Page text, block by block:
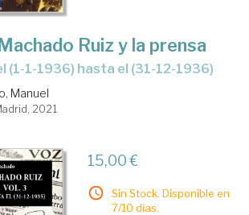
Ruiz y la prensa
(1-1-1936) hasta el (31-12-1936)
Manuel
2021
15,00 €
Sin Stock. Disponible en
7/10 días.